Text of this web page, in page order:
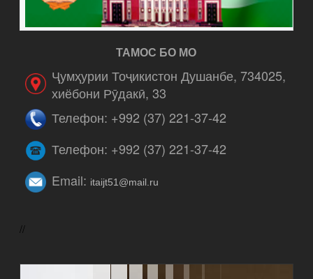
ТАМОС БО МО
Ҷумҳурии Тоҷикистон Душанбе, 734025,
хиёбони Рӯдакӣ, 33
Телефон: +992 (37) 221-37-42
Телефон: +992 (37) 221-37-42
Email: itaijt51@mail.ru
//